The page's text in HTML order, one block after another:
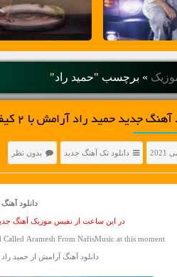
» برچسب "حمید راد"
جديد حمید راد آرامش با 2 کیفیت و متن آهنگ
دانلود تک آهنگ جدید بدون نظر
دانلود
در این ساعت از نفیس موزیک آهنگ
Aramesh From NafisMusic at this moment
دانلود آهنگ آرامش از حمید راد با 2 کیفیت 128 و 320 همراه با متن